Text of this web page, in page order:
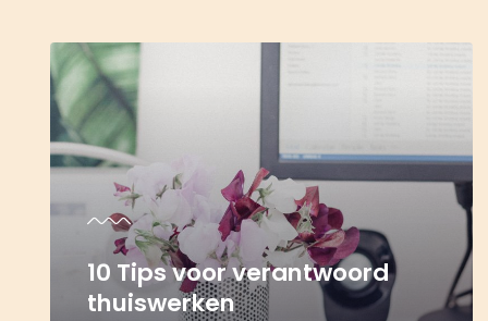
10 Tips voor verantwoord
thuiswerken